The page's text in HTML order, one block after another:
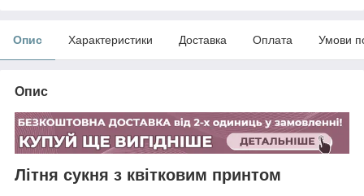
Опис Характеристики Доставка Оплата Умови
Опис
Літня сукня з квітковим принтом